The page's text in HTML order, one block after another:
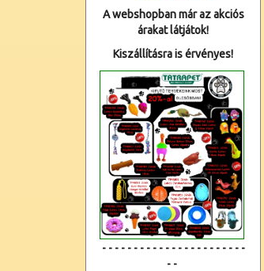
A webshopban már az akciós
árakat látjátok!
Kiszállításra is érvényes!
- - - - - - - - - - - - - - - - - - - - - - -
- -